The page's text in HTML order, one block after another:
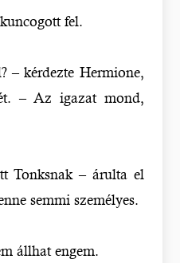
fel.
– kérdezte Hermione,
– Az igazat mond,
Tonksnak – árulta el
semmi személyes.
állhat engem.